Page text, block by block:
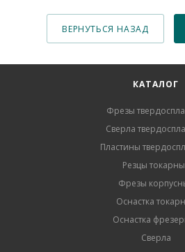
ВЕРНУТЬСЯ НАЗАД
КАТАЛОГ
Фрезы
Сверла
Пластины
Резцы
Фрезы
Оснастка
Оснастка
Сверла